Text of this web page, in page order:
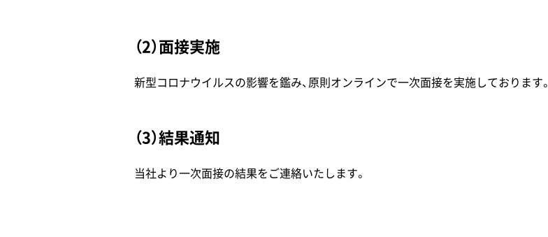
（2）面接実施
新型コロナウイルスの影響を鑑み、原則オンラインで一次面接を実施しております。
（3）結果通知
当社より一次面接の結果をご連絡いたします。